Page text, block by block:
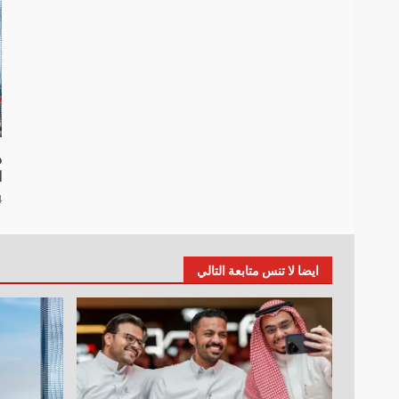
4
ايضا لا تنس متابعة التالي